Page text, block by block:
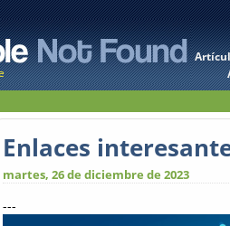
Enlaces
martes, 26 de diciembre de 2023
---